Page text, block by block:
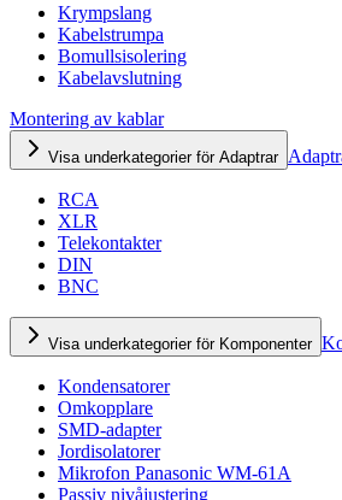
Krympslang
Kabelstrumpa
Bomullsisolering
Kabelavslutning
Montering av kablar
Visa underkategorier för Adaptrar
RCA
XLR
Telekontakter
DIN
BNC
Visa underkategorier för Komponenter
Kondensatorer
Omkopplare
SMD-adapter
Jordisolatorer
Mikrofon Panasonic WM-61A
Passiv nivåjustering